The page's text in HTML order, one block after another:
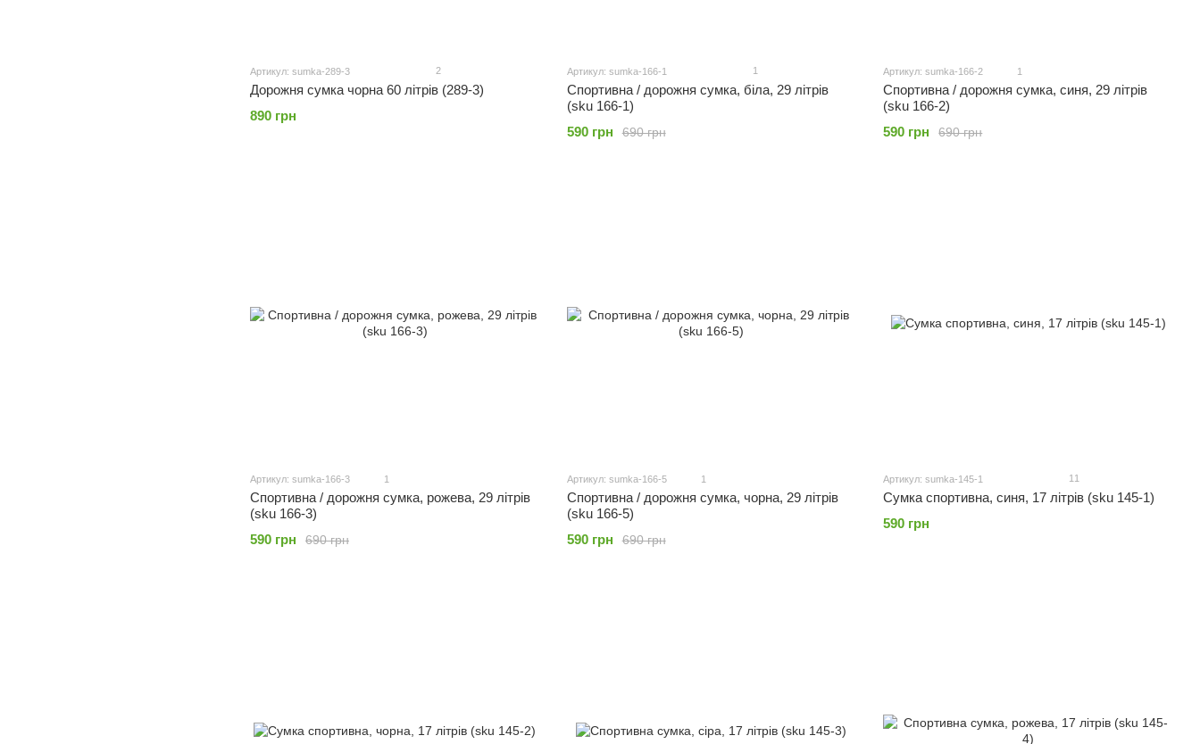
Артикул: sumka-289-3 2
Дорожня сумка чорна 60 літрів (289-3)
890 грн
Артикул: sumka-166-1 1
Спортивна / дорожня сумка, біла, 29 літрів
(sku 166-1)
690 грн
590 грн
Артикул: sumka-166-2 1
Спортивна / дорожня сумка, синя, 29 літрів
(sku 166-2)
690 грн
590 грн
Артикул: sumka-166-3 1
Спортивна / дорожня сумка, рожева, 29 літрів
(sku 166-3)
690 грн
590 грн
Артикул: sumka-166-5 1
Спортивна / дорожня сумка, чорна, 29 літрів
(sku 166-5)
690 грн
590 грн
Артикул: sumka-145-1 11
Сумка спортивна, синя, 17 літрів (sku 145-1)
590 грн